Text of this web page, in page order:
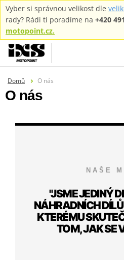
Vyber si správnou velikost dle
rady? Rádi ti poradíme na +420
motopoint.cz.
Domů O nás
O nás
NAŠE
"JSME JEDINÝ
NÁHRADNÍCH
KTERÉMU
TOM, JAK SE